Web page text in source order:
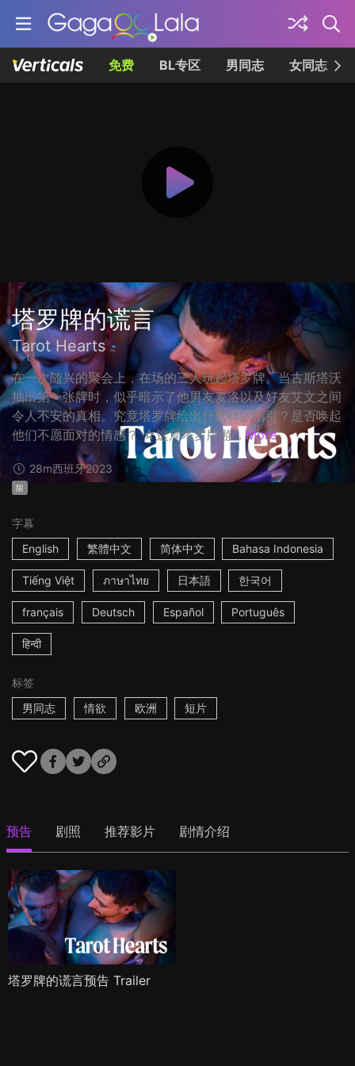
免费 BL专区 男同志 女同志
塔罗牌的谎言
Tarot Hearts
在一次随兴的聚会上，在场的三人玩起塔罗牌。当古斯塔沃
抽出第一张牌时，似乎暗示了他男友麦洛以及好友艾文之间
令人不安的真相。究竟塔罗牌给出什麽样的指引？是否唤起
他们不愿面对的情感？ ☆这局塔罗牌游... More
28m西班牙2023
限
字幕
English
繁體中文 简体中文 Bahasa Indonesia
Tiếng Việt ภาษาไทย 日本語 한국어
français Deutsch Español Português
हिन्दी
标签
男同志
情欲 欧洲 短片
预告 剧照 推荐影片 剧情介绍
塔罗牌的谎言预告 Trailer